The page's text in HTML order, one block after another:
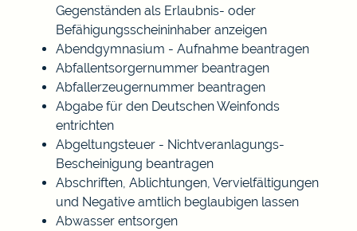
Gegenständen als Erlaubnis- oder
Befähigungsscheininhaber anzeigen
Abendgymnasium - Aufnahme beantragen
Abfallentsorgernummer beantragen
Abfallerzeugernummer beantragen
Abgabe für den Deutschen Weinfonds
entrichten
Abgeltungsteuer - Nichtveranlagungs-
Bescheinigung beantragen
Abschriften, Ablichtungen, Vervielfältigungen
und Negative amtlich beglaubigen lassen
Abwasser entsorgen